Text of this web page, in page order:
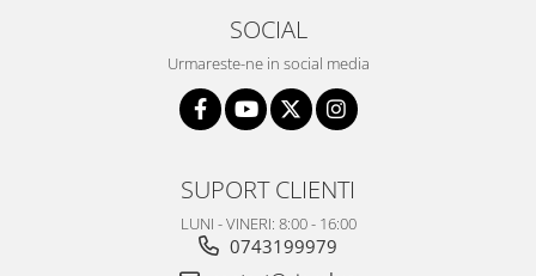
SOCIAL
Urmareste-ne in social media
SUPORT CLIENTI
LUNI - VINERI: 8:00 - 16:00
0743199979